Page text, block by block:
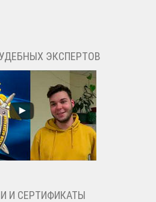
ЭКСПЕРТОВ
И СЕРТИФИКАТЫ